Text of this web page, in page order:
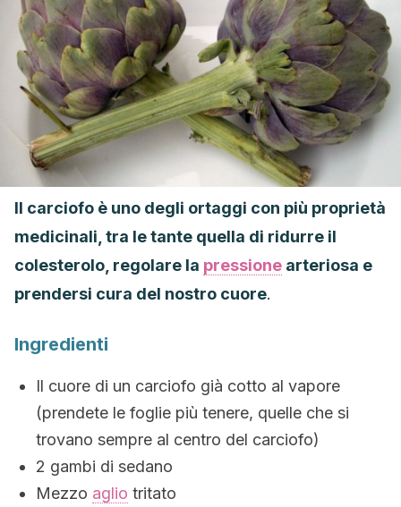
Il carciofo è uno degli ortaggi con più proprietà
medicinali, tra le tante quella di ridurre il
colesterolo, regolare la pressione arteriosa e
prendersi cura del nostro cuore.
Ingredienti
Il cuore di un carciofo già cotto al vapore
(prendete le foglie più tenere, quelle che si
trovano sempre al centro del carciofo)
2 gambi di sedano
Mezzo aglio tritato